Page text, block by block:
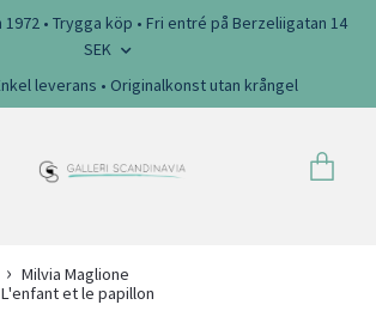
• Trygga köp • Fri entré på Berzeliigatan 14
SEK
leverans • Originalkonst utan krångel
Milvia Maglione
L'enfant et le papillon